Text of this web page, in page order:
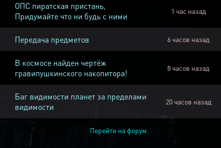
ОПС пиратская пристань,
Придумайте что ни будь с ними
1 час назад
Передача предметов 6 часов назад
В космосе найден чертёж
гравипушкинского накопитора!
8 часов назад
Баг видимости планет за пределами
видимости
20 часов назад
Перейти на форум